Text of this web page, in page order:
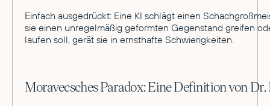
Einfach ausgedrückt: Eine KI schlägt einen
sie einen unregelmäßig geformten Gegenstand greifen
laufen soll, gerät sie in ernsthafte Schwierigkeiten.
Moravecsches Paradox: Eine Definition von